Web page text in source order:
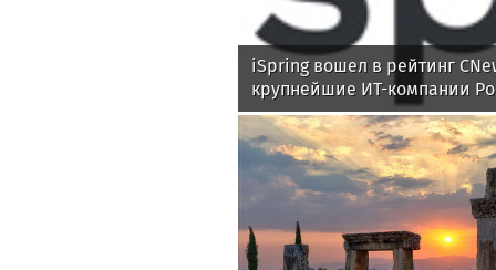
iSpring вошел в рейтинг
крупнейшие ИТ-компании